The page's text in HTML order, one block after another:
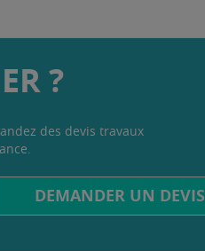
?
des devis travaux
DEMANDER UN DEVIS